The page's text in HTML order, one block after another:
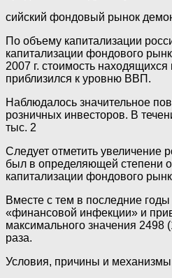
сийский фондовый рынок
По объему капитализации
капитализации фондового
2007 г. стоимость
приблизился к уровню ВВП.
Наблюдалось значительное
розничных инвесторов. В
тыс. 2
Следует отметить увеличение
был в определяющей степени
капитализации фондового
Вместе с тем в последние
«финансовой инфекции» и
максимального значения 2498
раза.
Условия, причины и